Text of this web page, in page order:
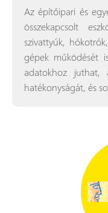
Az építőipari és
összekapcsolt
szivattyúk,
gépek működését
adatokhoz juthat,
hatékonyságát, és